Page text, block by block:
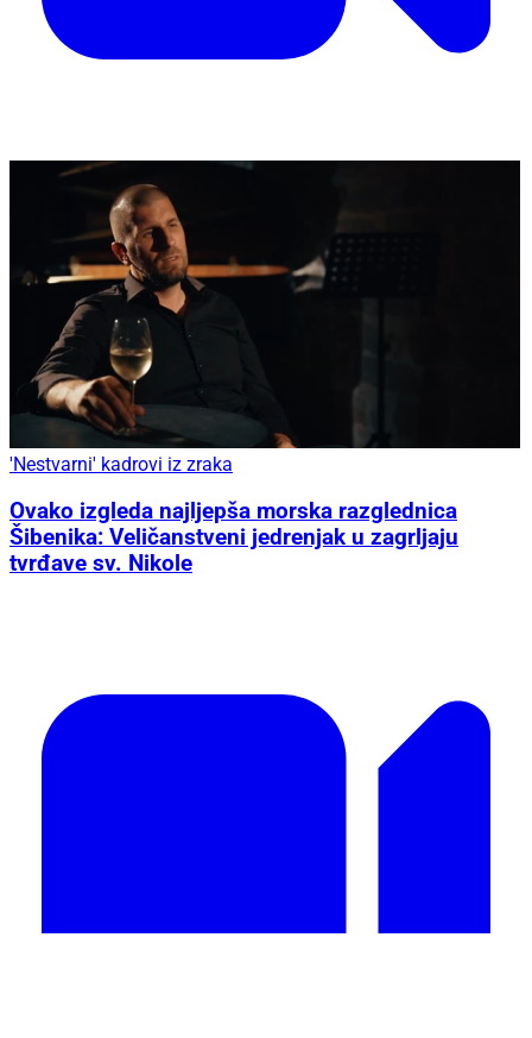
'Nestvarni' kadrovi iz zraka
Ovako izgleda najljepša morska razglednica
Šibenika: Veličanstveni jedrenjak u zagrljaju
tvrđave sv. Nikole